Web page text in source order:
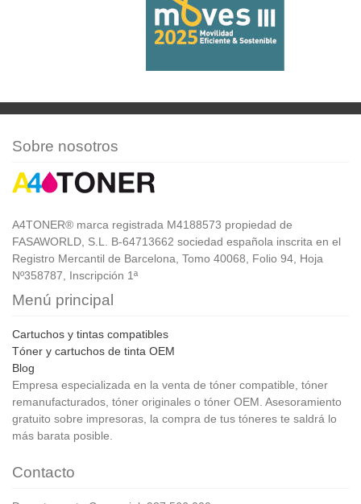
Sobre nosotros
A4TONER® marca registrada M4188573 propiedad de
FASAWORLD, S.L. B-64713662 sociedad española inscrita en el
Registro Mercantil de Barcelona, Tomo 40068, Folio 94, Hoja
Nº358787, Inscripción 1ª
Menú principal
Cartuchos y tintas compatibles
Tóner y cartuchos de tinta OEM
Blog
Empresa especializada en la venta de tóner compatible, tóner
remanufacturados, tóner originales o tóner OEM. Asesoramiento
gratuito sobre impresoras, la compra de tus tóneres te saldrá lo
más barata posible.
Contacto